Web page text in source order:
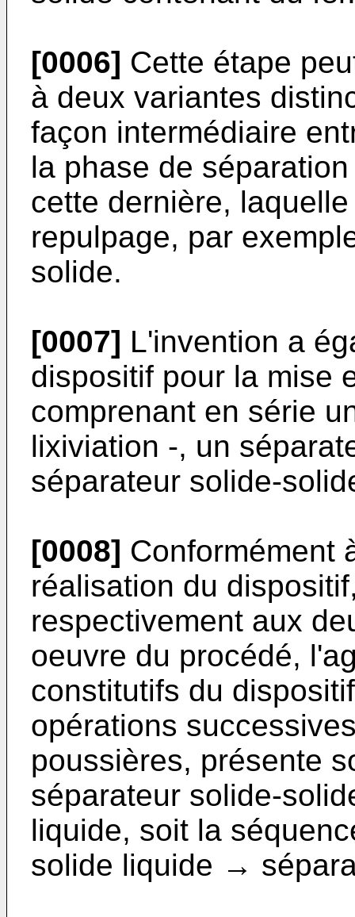
[0006] Cette étape
à deux variantes
façon intermédiaire
la phase de
cette dernière,
repulpage, par
solide.
[0007] L'invention a
dispositif pour la mise
comprenant en série
lixiviation -, un
séparateur solide-
[0008] Conformément
réalisation du
respectivement aux
oeuvre du procédé,
constitutifs du
opérations
poussières, présente
séparateur solide-
liquide, soit la
solide liquide →